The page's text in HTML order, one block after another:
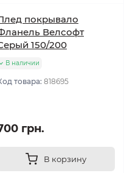
покрывало
Велсофт
150/200
В наличии
товара: 818695
грн.
В корзину